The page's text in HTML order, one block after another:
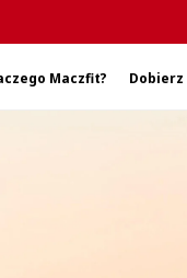
Maczfit?